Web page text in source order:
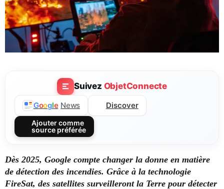
Suivez ObjetConnecte
Google News Discover
Ajouter comme
source préférée
Dès 2025, Google compte changer la donne en matière
de détection des incendies. Grâce à la technologie
FireSat, des satellites surveilleront la Terre pour détecter